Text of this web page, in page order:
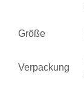
Größe
Verpackung